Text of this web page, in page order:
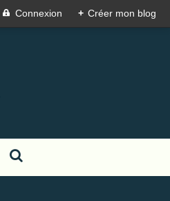
Connexion + Créer mon blog